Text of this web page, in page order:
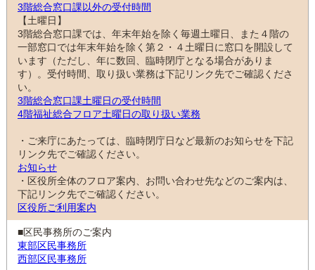
3階総合窓口課以外の受付時間
【土曜日】
3階総合窓口課では、年末年始を除く毎週土曜日、また４階の
一部窓口では年末年始を除く第２・４土曜日に窓口を開設して
います（ただし、年に数回、臨時閉庁となる場合がありま
す）。受付時間、取り扱い業務は下記リンク先でご確認くださ
い。
3階総合窓口課土曜日の受付時間
4階福祉総合フロア土曜日の取り扱い業務
・ご来庁にあたっては、臨時閉庁日など最新のお知らせを下記
リンク先でご確認ください。
お知らせ
・区役所全体のフロア案内、お問い合わせ先などのご案内は、
下記リンク先でご確認ください。
区役所ご利用案内
■区民事務所のご案内
東部区民事務所
西部区民事務所